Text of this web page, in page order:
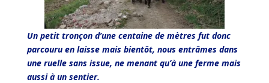
Un petit tronçon d’une centaine de mètres fut donc
parcouru en laisse mais bientôt, nous entrâmes dans
une ruelle sans issue, ne menant qu’à une ferme mais
aussi à un sentier.